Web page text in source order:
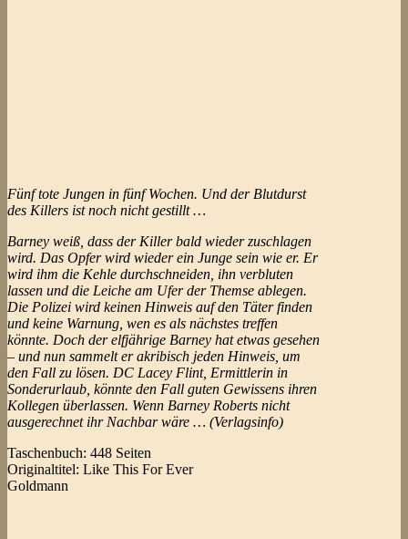
Fünf tote Jungen in fünf Wochen. Und der Blutdurst
des Killers ist noch nicht gestillt …
Barney weiß, dass der Killer bald wieder zuschlagen
wird. Das Opfer wird wieder ein Junge sein wie er. Er
wird ihm die Kehle durchschneiden, ihn verbluten
lassen und die Leiche am Ufer der Themse ablegen.
Die Polizei wird keinen Hinweis auf den Täter finden
und keine Warnung, wen es als nächstes treffen
könnte. Doch der elfjährige Barney hat etwas gesehen
– und nun sammelt er akribisch jeden Hinweis, um
den Fall zu lösen. DC Lacey Flint, Ermittlerin in
Sonderurlaub, könnte den Fall guten Gewissens ihren
Kollegen überlassen. Wenn Barney Roberts nicht
ausgerechnet ihr Nachbar wäre … (Verlagsinfo)
Taschenbuch: 448 Seiten
Originaltitel: Like This For Ever
Goldmann